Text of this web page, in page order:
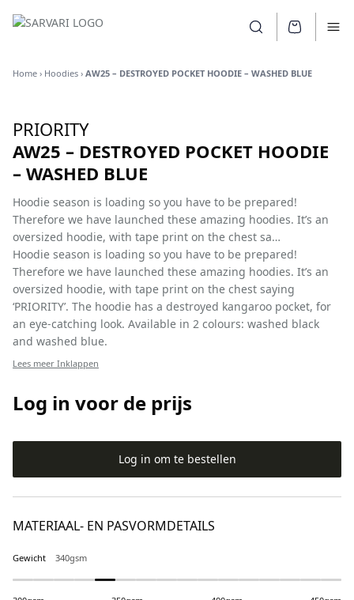
SARVARI LOGO Zoeken openen
Home › Hoodies › AW25 – DESTROYED POCKET HOODIE – WASHED BLUE
PRIORITY
AW25 – DESTROYED POCKET HOODIE
– WASHED BLUE
Hoodie season is loading so you have to be prepared!
Therefore we have launched these amazing hoodies. It’s an
oversized hoodie, with tape print on the chest sa…
Hoodie season is loading so you have to be prepared!
Therefore we have launched these amazing hoodies. It’s an
oversized hoodie, with tape print on the chest saying
‘PRIORITY’. The hoodie has a destroyed kangaroo pocket, for
an eye-catching look. Available in 2 colours: washed black
and washed blue.
Lees meer Inklappen
Log in voor de prijs
Log in om te bestellen
MATERIAAL- EN PASVORMDETAILS
Gewicht 340gsm